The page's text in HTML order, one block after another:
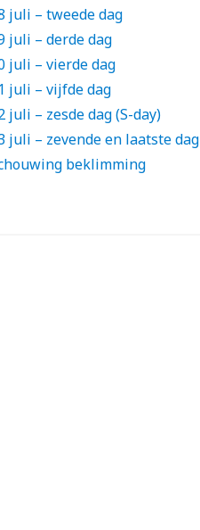
juli – tweede dag
juli – derde dag
juli – vierde dag
juli – vijfde dag
juli – zesde dag (S-day)
juli – zevende en laatste dag
beklimming